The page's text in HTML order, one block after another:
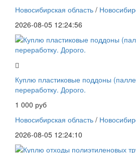
Новосибирская область /
2026-08-05 12:24:56
Куплю пластиковые поддоны
переработку. Дорого.
1 000 руб
Новосибирская область /
2026-08-05 12:24:10